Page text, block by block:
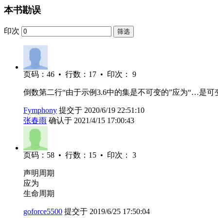
本书勘误
印次 筛选
页码：46 • 行数：17 • 印次： 9
倒数第二行“由于示例3.6中的集是不可变的”应为“…是可
Fymphony 提交于 2020/6/19 22:51:10
张春雨 确认于 2021/4/15 17:00:43
页码：58 • 行数：15 • 印次： 3
声明周期
应为
生命周期
goforce5500 提交于 2019/6/25 17:50:04